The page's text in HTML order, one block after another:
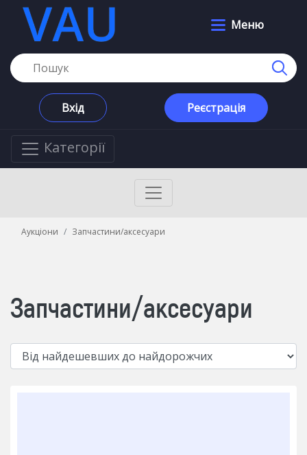
Меню
Вхід Реєстрація
Категорії
Аукціони Запчастини/аксесуари
Запчастини/аксесуари